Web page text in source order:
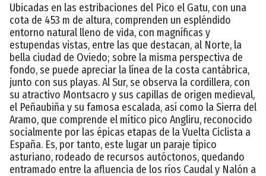
Ubicadas en las estribaciones del Pico el Gatu, con una
cota de 453 m de altura, comprenden un espléndido
entorno natural lleno de vida, con magníficas y
estupendas vistas, entre las que destacan, al Norte, la
bella ciudad de Oviedo; sobre la misma perspectiva de
fondo, se puede apreciar la línea de la costa cantábrica,
junto con sus playas. Al Sur, se observa la cordillera, con
su atractivo Montsacro y sus capillas de origen medieval,
el Peñaubiña y su famosa escalada, así como la Sierra del
Aramo, que comprende el mítico pico Angliru, reconocido
socialmente por las épicas etapas de la Vuelta Ciclista a
España. Es, por tanto, este lugar un paraje típico
asturiano, rodeado de recursos autóctonos, quedando
entramado entre la afluencia de los ríos Caudal y Nalón a